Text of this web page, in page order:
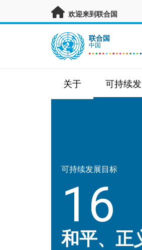
跳转至主要内容
欢迎来到联合国
UN Logo 联合国
中国
关于 可持续
可持续发展目标
16
和平、正